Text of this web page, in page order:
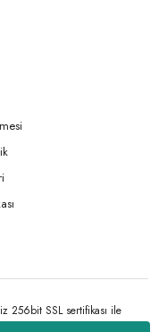
256bit SSL sertifikası ile